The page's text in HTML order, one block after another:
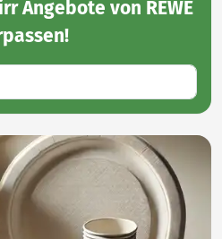
Angebote von REWE